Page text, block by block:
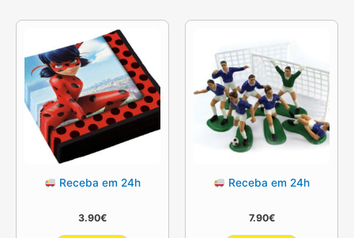
Receba em 24h
3.90€
Receba em 24h
7.90€